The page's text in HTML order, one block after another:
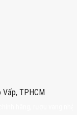
Vấp, TPHCM